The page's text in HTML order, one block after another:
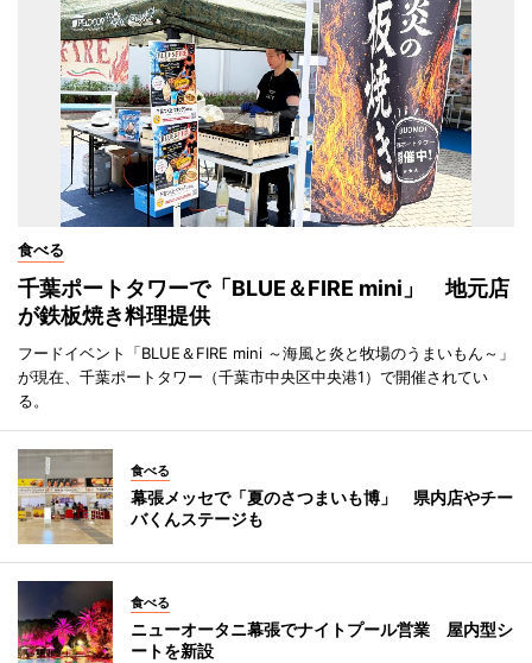
食べる
千葉ポートタワーで「BLUE＆FIRE mini」 地元店
が鉄板焼き料理提供
フードイベント「BLUE＆FIRE mini ～海風と炎と牧場のうまいもん～」
が現在、千葉ポートタワー（千葉市中央区中央港1）で開催されてい
る。
食べる
幕張メッセで「夏のさつまいも博」 県内店やチー
バくんステージも
食べる
ニューオータニ幕張でナイトプール営業 屋内型シ
ートを新設